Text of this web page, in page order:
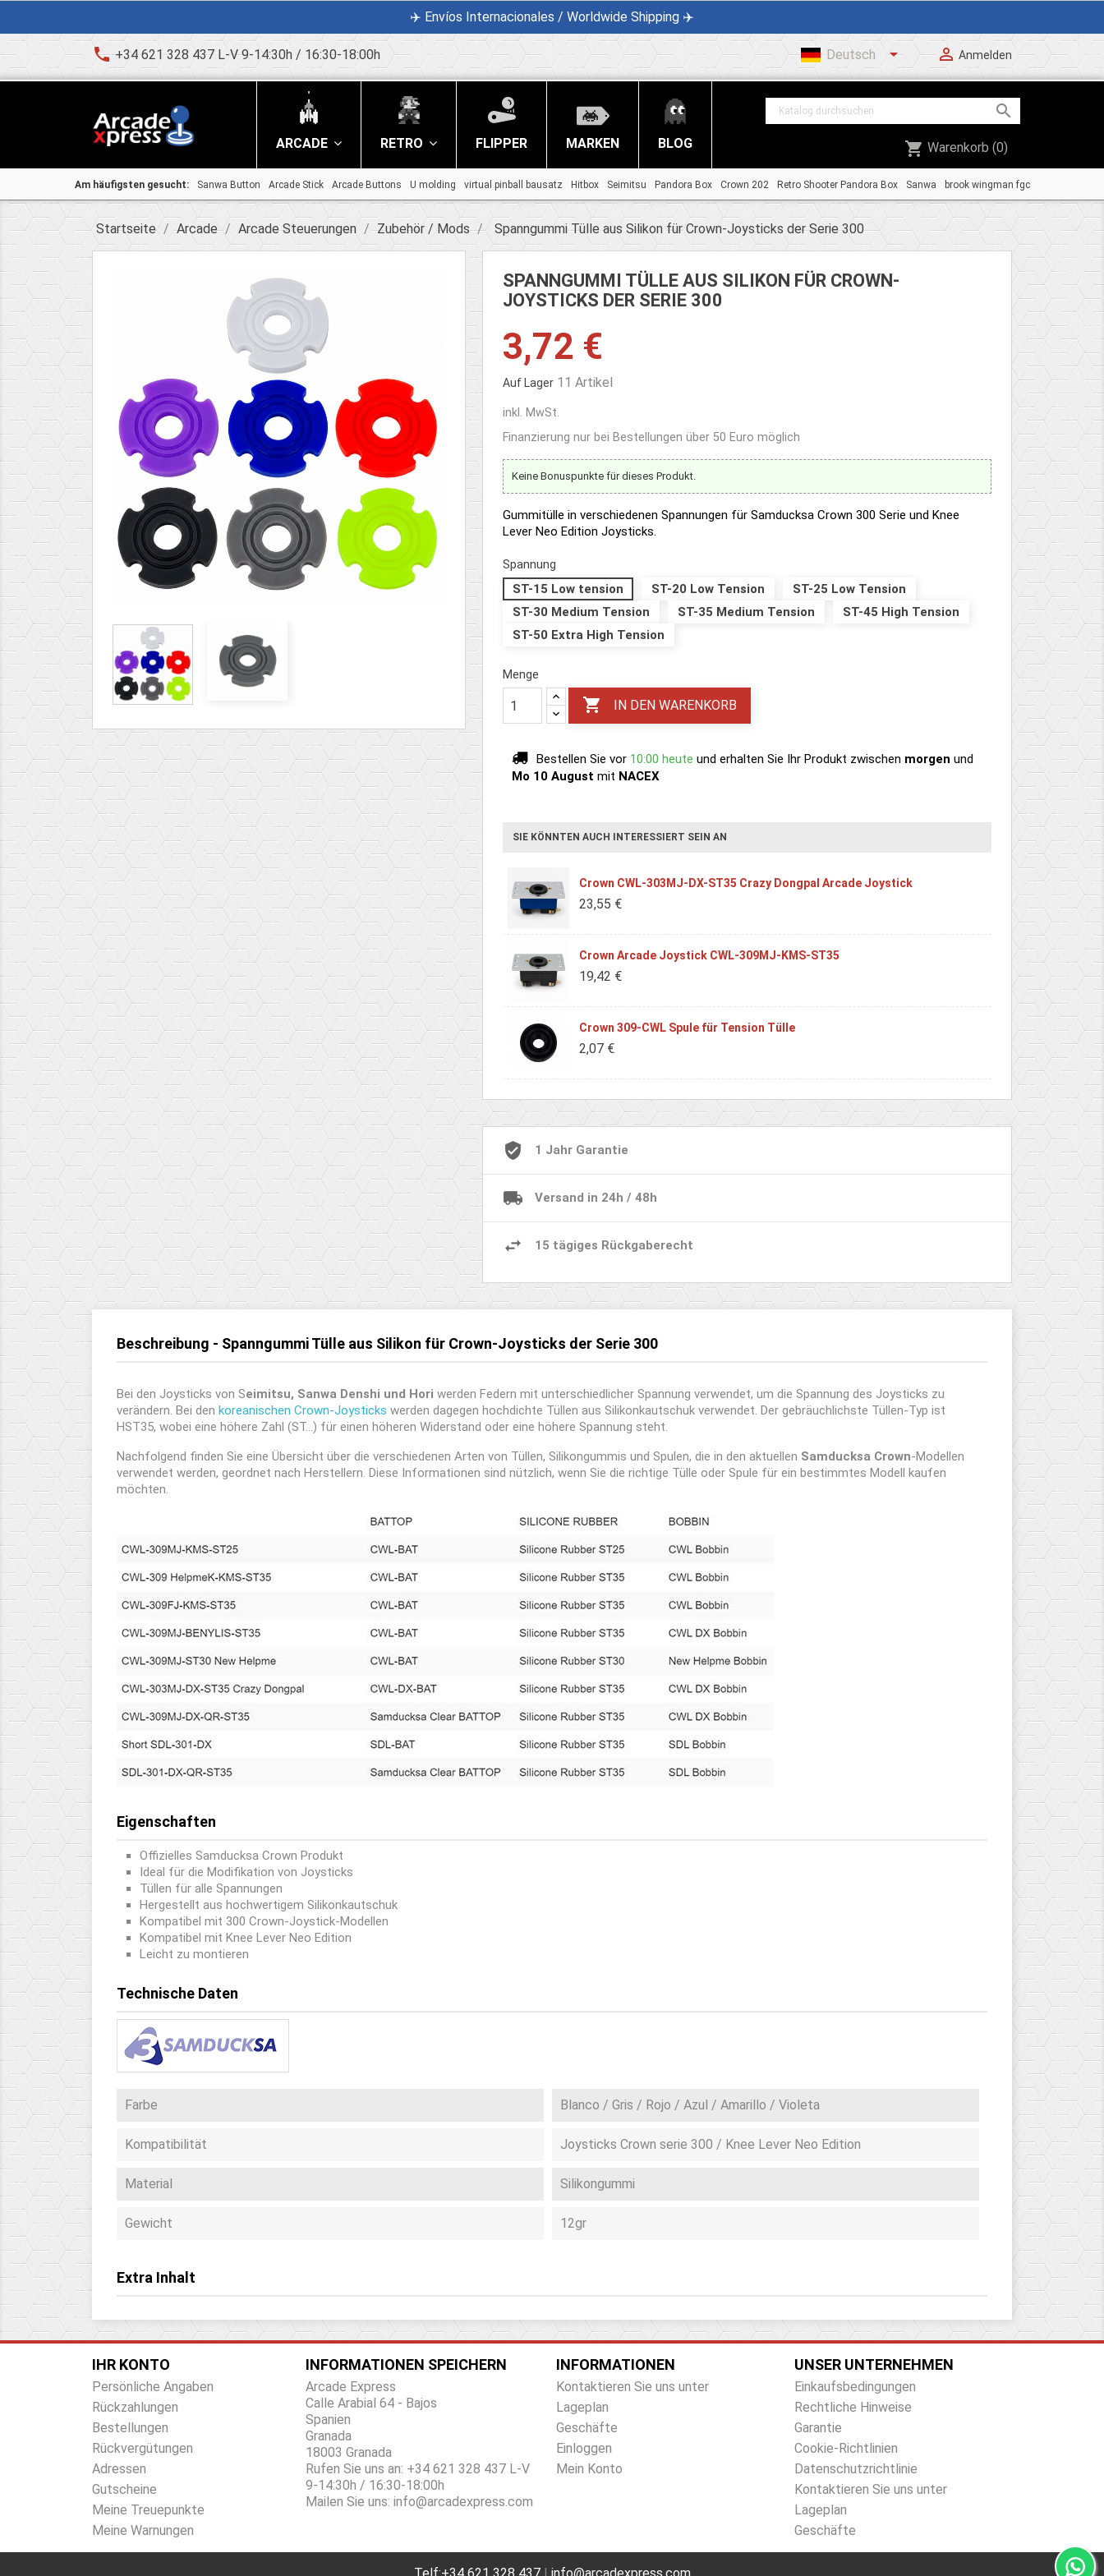
✈️ Envíos Internacionales / Worldwide Shipping ✈️
phone +34 621 328 437 L-V 9-14:30h / 16:30-18:00h Deutsch  Anmelden
ARCADE RETRO FLIPPER MARKEN BLOG

shopping_cart Warenkorb (0)
Am häufigsten gesucht: Sanwa Button Arcade Stick Arcade Buttons U molding virtual pinball bausatz Hitbox Seimitsu Pandora Box Crown 202 Retro Shooter Pandora Box Sanwa brook wingman fgc
Startseite Arcade Arcade Steuerungen Zubehör / Mods Spanngummi Tülle aus Silikon für Crown-Joysticks der Serie 300
SPANNGUMMI TÜLLE AUS SILIKON FÜR CROWN-
JOYSTICKS DER SERIE 300
3,72 €
Auf Lager 11 Artikel
inkl. MwSt.
Finanzierung nur bei Bestellungen über 50 Euro möglich
Keine Bonuspunkte für dieses Produkt.
Gummitülle in verschiedenen Spannungen für Samducksa Crown 300 Serie und Knee
Lever Neo Edition Joysticks.
Spannung
ST-15 Low tension
ST-20 Low Tension
ST-25 Low Tension
ST-30 Medium Tension
ST-35 Medium Tension
ST-45 High Tension
ST-50 Extra High Tension
Menge
 IN DEN WARENKORB
Bestellen Sie vor 10:00 heute und erhalten Sie Ihr Produkt zwischen morgen und
Mo 10 August mit NACEX
SIE KÖNNTEN AUCH INTERESSIERT SEIN AN
Crown CWL-303MJ-DX-ST35 Crazy Dongpal Arcade Joystick
23,55 €
Crown Arcade Joystick CWL-309MJ-KMS-ST35
19,42 €
Crown 309-CWL Spule für Tension Tülle
2,07 €
1 Jahr Garantie
Versand in 24h / 48h
15 tägiges Rückgaberecht
Beschreibung - Spanngummi Tülle aus Silikon für Crown-Joysticks der Serie 300
Bei den Joysticks von Seimitsu, Sanwa Denshi und Hori werden Federn mit unterschiedlicher Spannung verwendet, um die Spannung des Joysticks zu
verändern. Bei den koreanischen Crown-Joysticks werden dagegen hochdichte Tüllen aus Silikonkautschuk verwendet. Der gebräuchlichste Tüllen-Typ ist
HST35, wobei eine höhere Zahl (ST...) für einen höheren Widerstand oder eine höhere Spannung steht.
Nachfolgend finden Sie eine Übersicht über die verschiedenen Arten von Tüllen, Silikongummis und Spulen, die in den aktuellen Samducksa Crown-Modellen
verwendet werden, geordnet nach Herstellern. Diese Informationen sind nützlich, wenn Sie die richtige Tülle oder Spule für ein bestimmtes Modell kaufen
möchten.
Eigenschaften
Offizielles Samducksa Crown Produkt
Ideal für die Modifikation von Joysticks
Tüllen für alle Spannungen
Hergestellt aus hochwertigem Silikonkautschuk
Kompatibel mit 300 Crown-Joystick-Modellen
Kompatibel mit Knee Lever Neo Edition
Leicht zu montieren
Technische Daten
Farbe Blanco / Gris / Rojo / Azul / Amarillo / Violeta
Kompatibilität Joysticks Crown serie 300 / Knee Lever Neo Edition
Material Silikongummi
Gewicht 12gr
Extra Inhalt
IHR KONTO
Persönliche Angaben
Rückzahlungen
Bestellungen
Rückvergütungen
Adressen
Gutscheine
Meine Treuepunkte
Meine Warnungen
INFORMATIONEN SPEICHERN
Arcade Express
Calle Arabial 64 - Bajos
Spanien
Granada
18003 Granada
Rufen Sie uns an: +34 621 328 437 L-V
9-14:30h / 16:30-18:00h
Mailen Sie uns: info@arcadexpress.com
INFORMATIONEN
Kontaktieren Sie uns unter
Lageplan
Geschäfte
Einloggen
Mein Konto
UNSER UNTERNEHMEN
Einkaufsbedingungen
Rechtliche Hinweise
Garantie
Cookie-Richtlinien
Datenschutzrichtlinie
Kontaktieren Sie uns unter
Lageplan
Geschäfte